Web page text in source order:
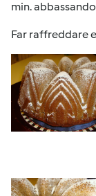
min. abbassando
Far raffreddare